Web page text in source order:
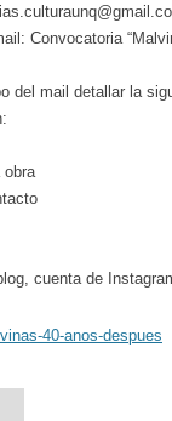
Convocatoria
del mail detallar la
obra
cuenta de
40-anos-despues